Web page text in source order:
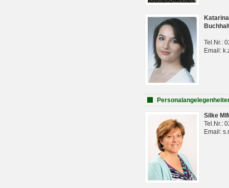
Tel.Nr.:
Email:
Silke
Tel.Nr.:
Email: